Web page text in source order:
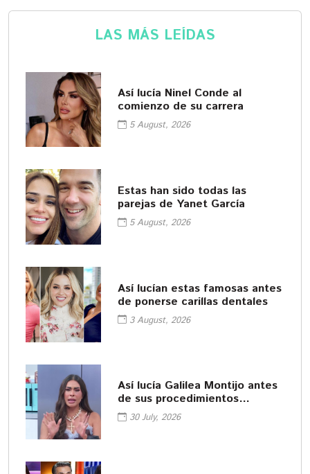
LAS MÁS LEÍDAS
Así lucía Ninel Conde al
comienzo de su carrera
5 August, 2026
Estas han sido todas las
parejas de Yanet García
5 August, 2026
Así lucían estas famosas antes
de ponerse carillas dentales
3 August, 2026
Así lucía Galilea Montijo antes
de sus procedimientos
cosméticos
30 July, 2026